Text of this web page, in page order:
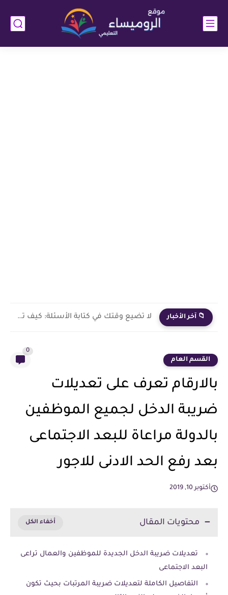
📁 آخر الأخبار لا تضيع وقتك في كتابة الأسئلة: كيف تصنع امتحانات ومذكرات...
القسم العام
0
بالارقام تعرف على تعديلات
ضريبة الدخل لجميع الموظفين
بالدولة مراعاة للبعد الاجتماعى
بعد رفع الحد الادنى للاجور
أكتوبر 10, 2019
محتويات المقال
تعديلات ضريبة الدخل الجديدة للموظفين والعمال تراعى
البعد الاجتماعى
التفاصيل الكاملة لتعديلات ضريبة المرتبات بحيث تكون